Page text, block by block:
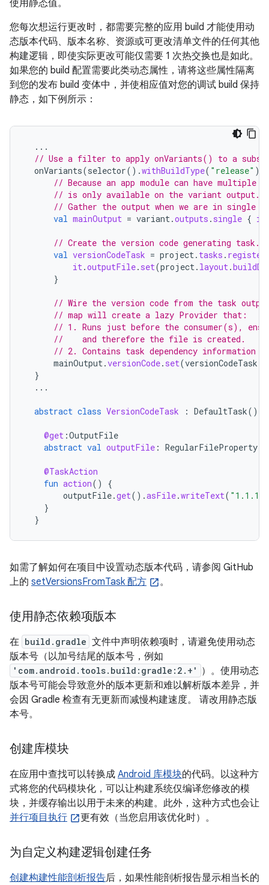
使用静态值。
您每次想运行更改时，都需要完整的应用 build 才能使用动
态版本代码、版本名称、资源或可更改清单文件的任何其他
构建逻辑，即使实际更改可能仅需要 1 次热交换也是如此。
如果您的 build 配置需要此类动态属性，请将这些属性隔离
到您的发布 build 变体中，并使相应值对您的调试 build 保持
静态，如下例所示：
...
// Use a filter to apply onVariants() to a
onVariants(selector().withBuildType( "release" ))
// Because an app module can have multiple
// is only available on the variant output.
// Gather the output when we are in single
val mainOutput = variant.outputs . single { it
// Create the version code generating task.
val versionCodeTask = project. tasks . register
it.outputFile. set(project. layout.
}
// Wire the version code from the task
// map will create a lazy Provider that:
// 1. Runs just before the consumer(s),
//    and therefore the file is created.
// 2. Contains task dependency information
mainOutput.versionCode. set(versionCodeTask
}
...
abstract class VersionCodeTask : DefaultTask()
@get :OutputFile
abstract val outputFile : RegularFileProperty
@TaskAction
fun action()
{
outputFile.get().asFile.writeText( "1.1.1"
}
}
如需了解如何在项目中设置动态版本代码，请参阅 GitHub
上的 setVersionsFromTask 配方 。
使用静态依赖项版本
在 build.gradle 文件中声明依赖项时，请避免使用动态
版本号（以加号结尾的版本号，例如
'com.android.tools.build:gradle:2.+' ）。使用动态
版本号可能会导致意外的版本更新和难以解析版本差异，并
会因 Gradle 检查有无更新而减慢构建速度。 请改用静态版
本号。
创建库模块
在应用中查找可以转换成 Android 库模块的代码。以这种方
式将您的代码模块化，可以让构建系统仅编译您修改的模
块，并缓存输出以用于未来的构建。此外，这种方式也会让
并行项目执行
更有效（当您启用该优化时）。
为自定义构建逻辑创建任务
创建构建性能剖析报告后，如果性能剖析报告显示相当长的